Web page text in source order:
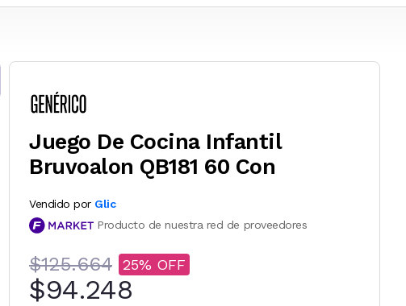
Juego De Cocina Infantil
Bruvoalon QB181 60 Con
Vendido por Glic
Producto de nuestra red de proveedores
$125.664 25
$94.248